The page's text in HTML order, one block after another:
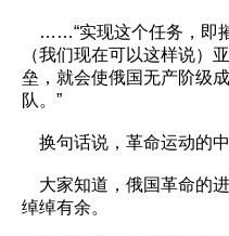
……“实现这个任务，即
（我们现在可以这样说）
垒，就会使俄国无产阶级
队。”
换句话说，革命运动的
大家知道，俄国革命的
绰绰有余。